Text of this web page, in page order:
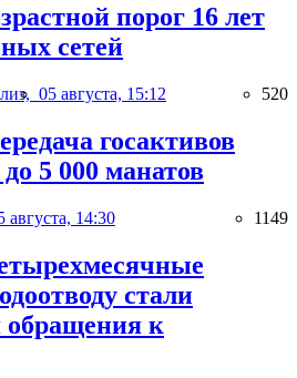
порог 16 лет
сетей
05 августа, 15:12 520
госактивов
5 000 манатов
августа, 14:30 1149
стали
обращения к